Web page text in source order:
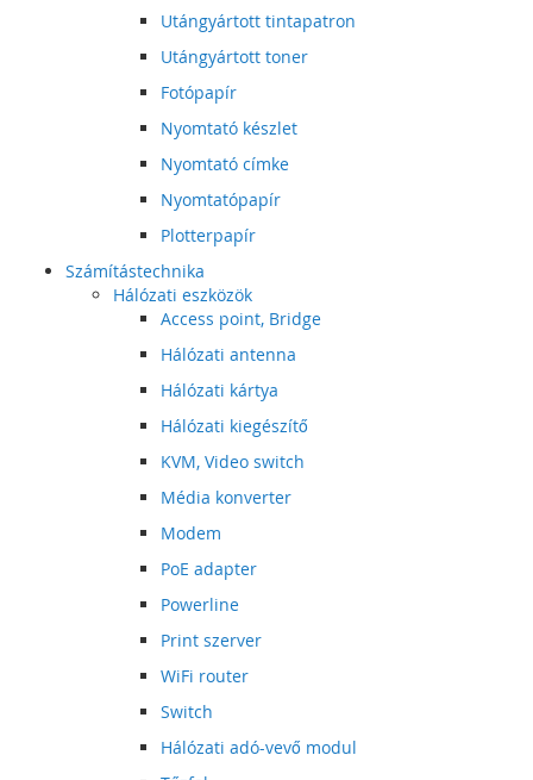
Utángyártott tintapatron
Utángyártott toner
Fotópapír
Nyomtató készlet
Nyomtató címke
Nyomtatópapír
Plotterpapír
Számítástechnika
Hálózati eszközök
Access point, Bridge
Hálózati antenna
Hálózati kártya
Hálózati kiegészítő
KVM, Video switch
Média konverter
Modem
PoE adapter
Powerline
Print szerver
WiFi router
Switch
Hálózati adó-vevő modul